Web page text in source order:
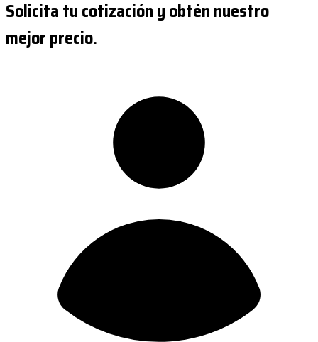
Solicita tu cotización y obtén nuestro
mejor precio.